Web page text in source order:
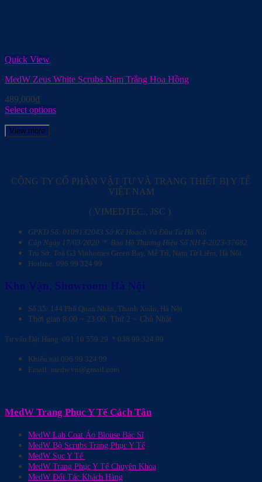
Quick View
MedW Zeus White Scrubs Nam Trắng Hoa Hồng
489,000₫
Select options
View more
CÔNG TY CỔ PHẦN VẬT TƯ VÀ TRANG THIẾT BỊ Y TẾ
VIỆT NAM
( VIMEDTEC., JSC )
GPKD Số: 0109132043 Sở Kế Hoạch Và Đầu Tư Hà Nội
Cấp Ngày 17/03/2020 * Bảo Hộ Thương Hiệu Số NH 4-2023-37682
Trụ Sở: Toà G3 Vinhomes Green Bay, Mễ Trì, Nam Từ Liêm, Hà Nội
Hotline: 096 99 324 99
Kho Vận, Showroom Hà Nội
Số 35/ 144 Phố Quan Nhân, Thanh Xuân, Hà Nội
Thời gian 8.00 ~ 23.00, Thứ 2 ~ Chủ Nhật
Tư vấn Đặt Hàng 091 10 559 29 * 038 99 324 99
Khiếu nại 096 99 324 99
Email: medw.vn@gmail.com
MedW Trang Phục Y Tế Cách Tân
MedW Lab Coat Áo Blouse Bác Sĩ
MedW Bộ Scrubs Trang Phục Y Tế
MedW Sục Y Tế
MedW Trang Phục Y Tế Chuyên Khoa
MedW Đối Tác Khách Hàng